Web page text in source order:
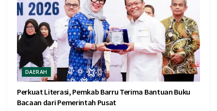
DAERAH
Perkuat Literasi, Pemkab Barru Terima Bantuan Buku
Bacaan dari Pemerintah Pusat